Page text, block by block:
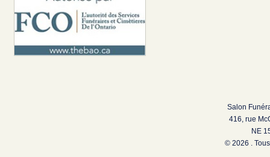
Salon
416, rue
NE
© 2026 .